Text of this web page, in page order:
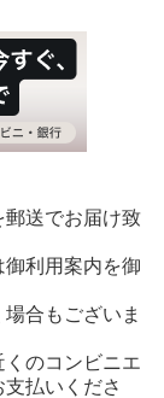
郵送でお届け致
利用案内を御
合もございま
くのコンビニエ
払いくださ